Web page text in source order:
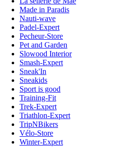
Made in Paradis
Nauti-wave
Padel-Expert
Pecheur-Store
Pet and Garden
Slowood Interior
Smash-Expert
Sneak'In
Sneakids
Sport is good
Training-Fit
Trek-Expert
Triathlon-Expert
TripNBikers
Vélo-Store
Winter-Expert